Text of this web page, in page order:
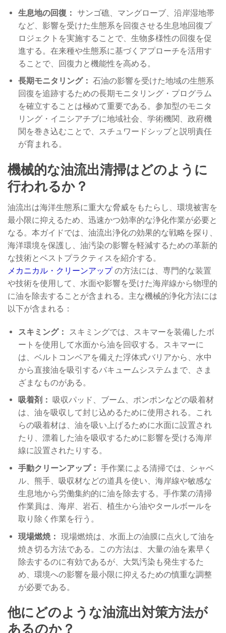
生息地の回復： サンゴ礁、マングローブ、沿岸湿地帯
など、影響を受けた生態系を回復させる生息地回復プ
ロジェクトを実施することで、生物多様性の回復を促
進する。在来種や生態系に基づくアプローチを活用す
ることで、回復力と機能性を高める。
長期モニタリング： 石油の影響を受けた地域の生態系
回復を追跡するための長期モニタリング・プログラム
を確立することは極めて重要である。参加型のモニタ
リング・イニシアチブに地域社会、学術機関、政府機
関を巻き込むことで、スチュワードシップと説明責任
が育まれる。
機械的な油流出清掃はどのように
行われるか？
油流出は海洋生態系に重大な脅威をもたらし、環境被害を
最小限に抑えるため、迅速かつ効率的な浄化作業が必要と
なる。本ガイドでは、油流出浄化の効果的な戦略を探り、
海洋環境を保護し、油汚染の影響を軽減するための革新的
な技術とベストプラクティスを紹介する。
メカニカル・クリーンアップの方法には、専門的な装置
や技術を使用して、水面や影響を受けた海岸線から物理的
に油を除去することが含まれる。主な機械的浄化方法には
以下が含まれる：
スキミング：
スキミングでは、スキマーを装備したボ
ートを使用して水面から油を回収する。スキマーに
は、ベルトコンベアを備えた浮体式バリアから、水中
から直接油を吸引するバキュームシステムまで、さま
ざまなものがある。
吸着剤： 吸収パッド、ブーム、ポンポンなどの吸着材
は、油を吸収して封じ込めるために使用される。これ
らの吸着材は、油を吸い上げるために水面に設置され
たり、漂着した油を吸収するために影響を受ける海岸
線に設置されたりする。
手動クリーンアップ： 手作業による清掃では、シャベ
ル、熊手、吸収材などの道具を使い、海岸線や敏感な
生息地から労働集約的に油を除去する。手作業の清掃
作業員は、海岸、岩石、植生から油やタールボールを
取り除く作業を行う。
現場燃焼： 現場燃焼は、水面上の油膜に点火して油を
焼き切る方法である。この方法は、大量の油を素早く
除去するのに有効であるが、大気汚染も発生するた
め、環境への影響を最小限に抑えるための慎重な調整
が必要である。
他にどのような油流出対策方法が
あるのか？